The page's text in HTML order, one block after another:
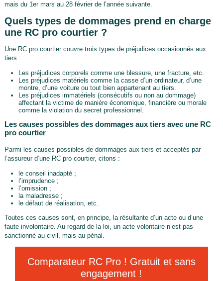
mais du 1er mars au 28 février de l’année suivante.
Quels types de dommages prend en charge
une RC pro courtier ?
Une RC pro courtier couvre trois types de préjudices occasionnés aux
tiers :
Les préjudices corporels comme une blessure, une fracture, etc.
Les préjudices matériels comme la casse d’un ordinateur, d’une
montre, d’une voiture ou tout bien appartenant au tiers.
Les préjudices immatériels (consécutifs ou non au dommage)
affectant la victime de manière économique, financière ou morale
comme la violation du secret professionnel.
Les causes possibles des dommages aux tiers avec une RC
pro courtier
Parmi les causes possibles de dommages aux tiers et acceptés par
l’assureur d’une RC pro courtier, citons :
le conseil inadapté ;
l’imprudence ;
l’omission ;
la maladresse ;
le défaut de réalisation, etc.
Toutes ces causes sont, en principe, la résultante d’un acte ou d’une
faute involontaire. Au regard de la loi, un acte volontaire n’est pas
sanctionné au civil, mais au pénal.
Comparateur RC Pro ! Gratuit et sans
engagement !